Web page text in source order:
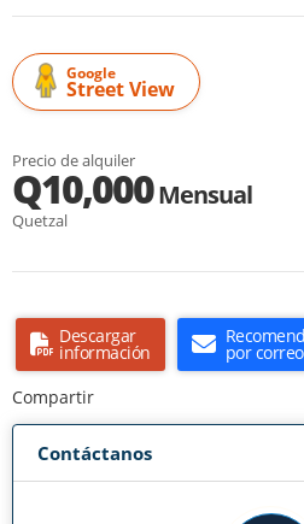
Google
Street View
Precio de alquiler
Q10,000Mensual
Quetzal
Descargar
información
por
Compartir
Contáctanos